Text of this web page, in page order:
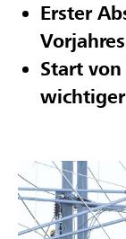
Erster
Start